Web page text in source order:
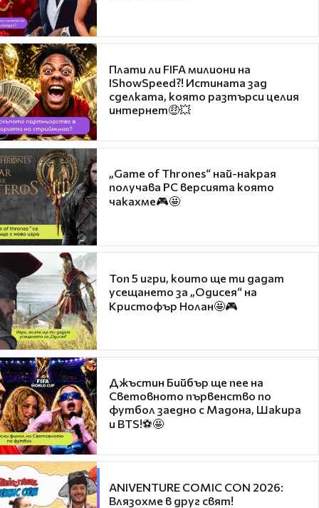
Плати ли FIFA милиони на
IShowSpeed?! Истината зад
сделката, която разтърси целия
интернет🤑💥
„Game of Thrones“ най-накрая
получава PC версията която
чакахме🎮🤩
Топ 5 игри, които ще ти дадат
усещането за „Одисея“ на
Кристофър Нолан🤩🎮
Джъстин Бийбър ще пее на
Световното първенство по
футбол заедно с Мадона, Шакира
и BTS!⚽🤩
ANIVENTURE COMIC CON 2026:
Влязохме в друг свят!